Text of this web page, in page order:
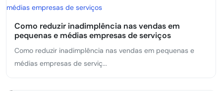
Como reduzir inadimplência nas vendas em
pequenas e médias empresas de serviços
Como reduzir inadimplência nas vendas em pequenas e
médias empresas de serviç...